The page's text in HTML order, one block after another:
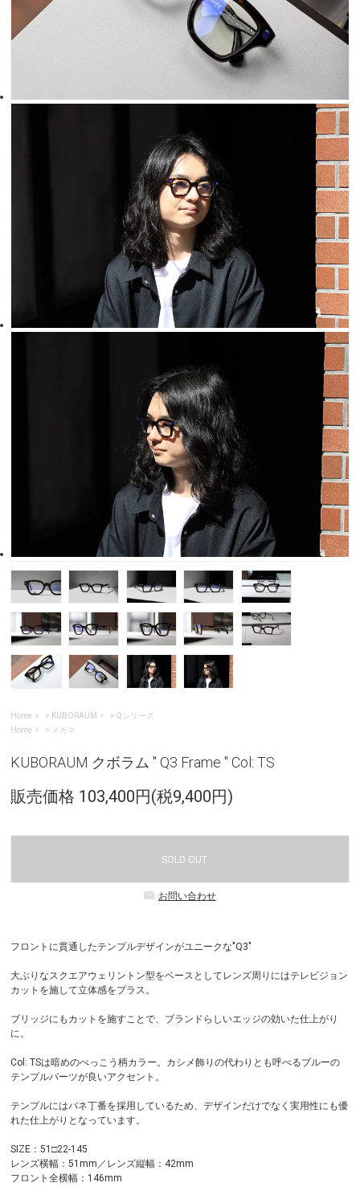
Home > KUBORAUM >Qシリーズ
Home
> メガネ
KUBORAUM クボラム " Q3 Frame " Col: TS
販売価格 103,400円(税9,400円)
SOLD OUT
お問い合わせ
フロントに貫通したテンプルデザインがユニークな"Q3"
大ぶりなスクエアウェリントン型をベースとしてレンズ周りにはテレビジョン
カットを施して立体感をプラス。
ブリッジにもカットを施すことで、ブランドらしいエッジの効いた仕上がり
に。
Col: TSは暗めのべっこう柄カラー。カシメ飾りの代わりとも呼べるブルーの
テンプルパーツが良いアクセント。
テンプルにはバネ丁番を採用しているため、デザインだけでなく実用性にも優
れた仕上がりとなっています。
SIZE：51□22-145
レンズ横幅：51mm／レンズ縦幅：42mm
フロント全横幅：146mm